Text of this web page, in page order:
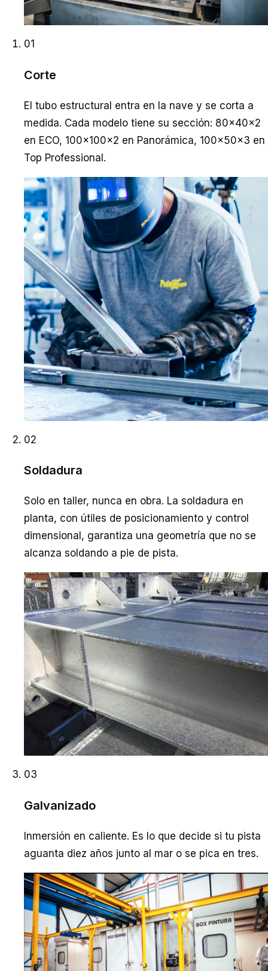
01
Corte
El tubo estructural entra en la nave y se corta a
medida. Cada modelo tiene su sección: 80×40×2
en ECO, 100×100×2 en Panorámica, 100×50×3 en
Top Professional.
02
Soldadura
Solo en taller, nunca en obra. La soldadura en
planta, con útiles de posicionamiento y control
dimensional, garantiza una geometría que no se
alcanza soldando a pie de pista.
03
Galvanizado
Inmersión en caliente. Es lo que decide si tu pista
aguanta diez años junto al mar o se pica en tres.